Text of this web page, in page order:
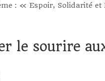
: « Espoir, Solidarité
le sourire